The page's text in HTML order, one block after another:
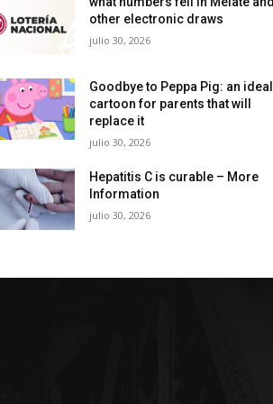
other electronic draws
julio 30, 2026
Goodbye to Peppa Pig: an ideal
cartoon for parents that will
replace it
julio 30, 2026
Hepatitis C is curable – More
Information
julio 30, 2026